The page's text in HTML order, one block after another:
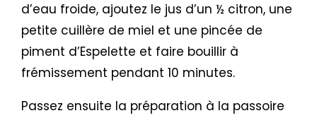
d’eau froide, ajoutez le jus d’un ½ citron, une
petite cuillère de miel et une pincée de
piment d’Espelette et faire bouillir à
frémissement pendant 10 minutes.
Passez ensuite la préparation à la passoire